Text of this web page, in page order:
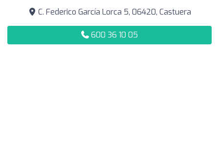
C. Federico García Lorca 5, 06420, Castuera
600 36 10 05